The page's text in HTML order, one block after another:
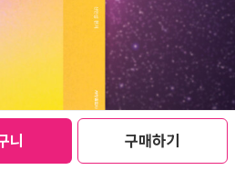
니 구매하기